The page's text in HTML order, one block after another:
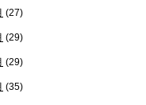
(27)
(29)
(29)
(35)